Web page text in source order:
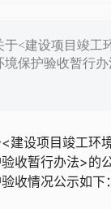
于<建设项目竣工
境保护验收暂行
建设项目竣工环
收暂行办法>的
收情况公示如下：